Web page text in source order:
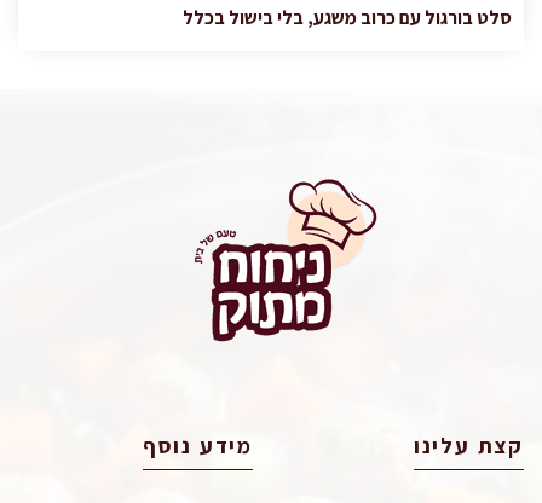
סלט בורגול עם כרוב משגע, בלי בישול בכלל
קצת עלינו מידע נוסף